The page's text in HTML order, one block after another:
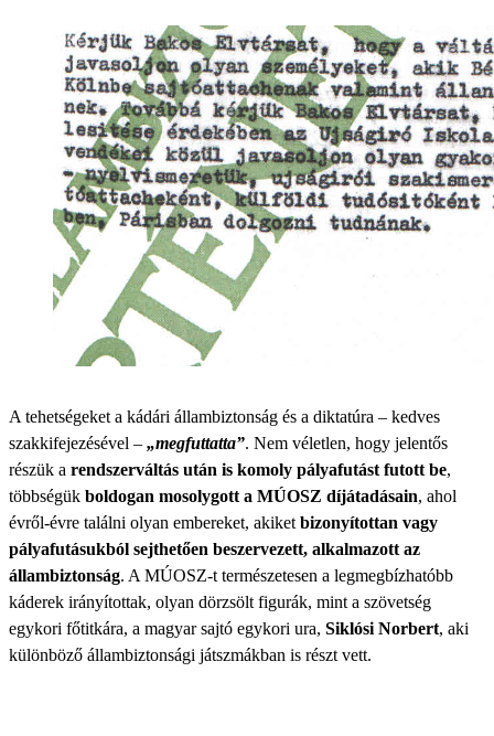
A tehetségeket a kádári állambiztonság és a diktatúra – kedves
szakkifejezésével – „megfuttatta”. Nem véletlen, hogy jelentős
részük a rendszerváltás után is komoly pályafutást futott be,
többségük boldogan mosolygott a MÚOSZ díjátadásain, ahol
évről-évre találni olyan embereket, akiket bizonyítottan vagy
pályafutásukból sejthetően beszervezett, alkalmazott az
állambiztonság. A MÚOSZ-t természetesen a legmegbízhatóbb
káderek irányítottak, olyan dörzsölt figurák, mint a szövetség
egykori főtitkára, a magyar sajtó egykori ura, Siklósi Norbert, aki
különböző állambiztonsági játszmákban is részt vett.